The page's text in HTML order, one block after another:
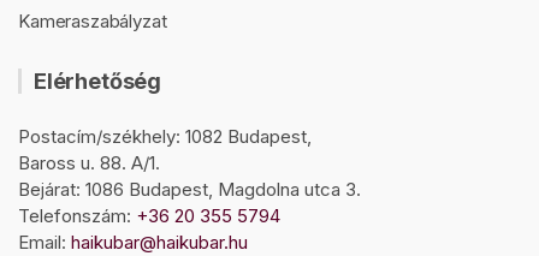
Kameraszabályzat
Elérhetőség
Postacím/székhely: 1082 Budapest,
Baross u. 88. A/1.
Bejárat: 1086 Budapest, Magdolna utca 3.
Telefonszám: +36 20 355 5794
Email: haikubar@haikubar.hu